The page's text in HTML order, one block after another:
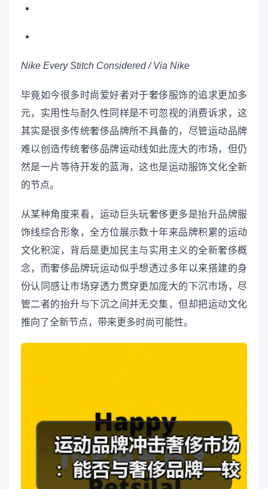
Nike Every Stitch Considered / Via Nike
毕竟如今很多时尚爱好者对于奢侈服饰的追求更加多
元，实用性与耐久性同样是不可忽视的消费诉求，这
其实是很多传统奢侈品牌所不具备的，尽管运动品牌
难以创造传统奢侈品牌运动线如此庞大的市场，但仍
然是一片等待开发的蓝海，这也是运动服饰文化全新
的节点。
从某种角度来看，运动巨头玩奢侈更多是抬升品牌服
饰线综合形象，全方位展示数十年来品牌积累的运动
文化积淀，背后是更加民主与实用主义的全新奢侈概
念，而奢侈品牌玩运动似乎想透过多年以来搭建的身
份认同感让市场穿透力贯穿更加庞大的下沉市场，尽
管二者的抬升与下沉之间并无交集，但却把运动文化
推向了全新节点，带来更多时尚可能性。